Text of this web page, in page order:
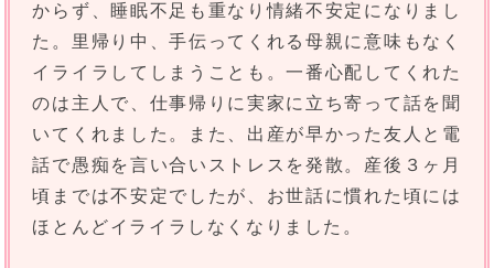
からず、睡眠不足も重なり情緒不安定になりまし
た。里帰り中、手伝ってくれる母親に意味もなく
イライラしてしまうことも。一番心配してくれた
のは主人で、仕事帰りに実家に立ち寄って話を聞
いてくれました。また、出産が早かった友人と電
話で愚痴を言い合いストレスを発散。産後３ヶ月
頃までは不安定でしたが、お世話に慣れた頃には
ほとんどイライラしなくなりました。